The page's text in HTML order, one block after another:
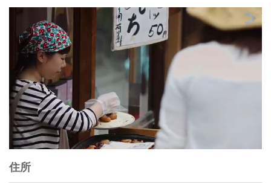
住所